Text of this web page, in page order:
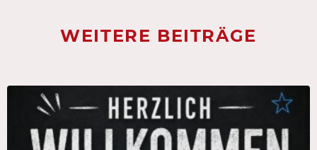
WEITERE BEITRÄGE